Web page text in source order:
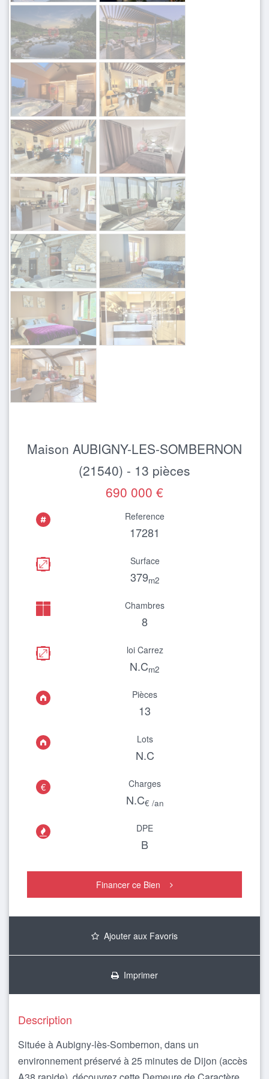
Maison AUBIGNY-LES-SOMBERNON
(21540) - 13 pièces
690 000 €
Reference
17281
Surface
379m2
Chambres
8
loi Carrez
N.Cm2
Pièces
13
Lots
N.C
€ Charges
N.C€ /an
 DPE
B
Financer ce Bien
Ajouter aux Favoris
Imprimer
Description
Située à Aubigny-lès-Sombernon, dans un
environnement préservé à 25 minutes de Dijon (accès